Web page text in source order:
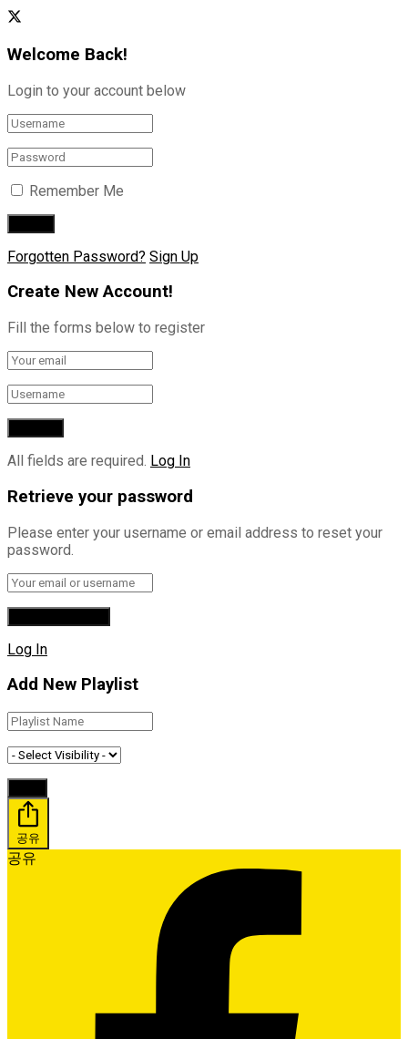
Welcome Back!
Login to your account below
Remember Me
Forgotten Password? Sign Up
Create New Account!
Fill the forms below to register
All fields are required. Log In
Retrieve your password
Please enter your username or email address to reset your
password.
Log In
Add New Playlist
공유
공유